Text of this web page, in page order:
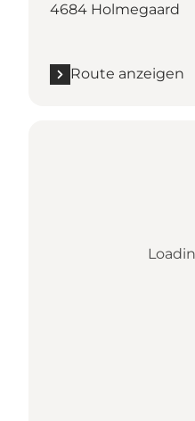
4684 Holmegaard
Route anzeigen